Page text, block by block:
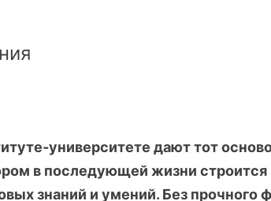
университете дают тот
в последующей жизни
знаний и умений. Без прочного